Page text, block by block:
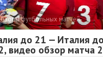
футбольных матчей
до 21 — Италия
видео обзор матча